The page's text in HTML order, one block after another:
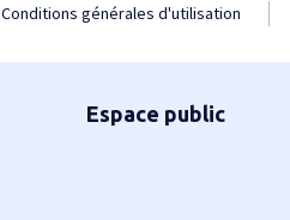
Conditions générales d'utilisation
Espace public